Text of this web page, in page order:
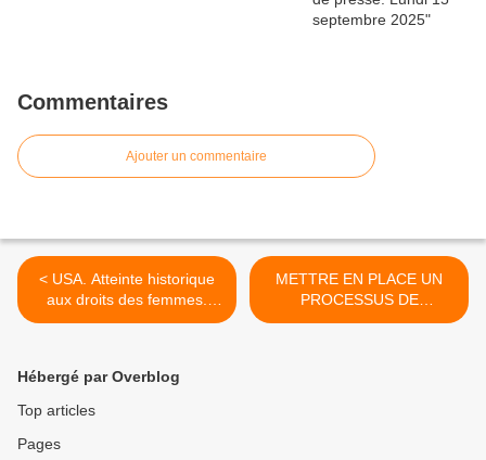
Commentaires
Ajouter un commentaire
< USA. Atteinte historique
aux droits des femmes.
Manifestation demain à
METTRE EN PLACE UN
PROCESSUS DE
DÉCOLONISATION ET
Hébergé par Overblog
Top articles
Pages